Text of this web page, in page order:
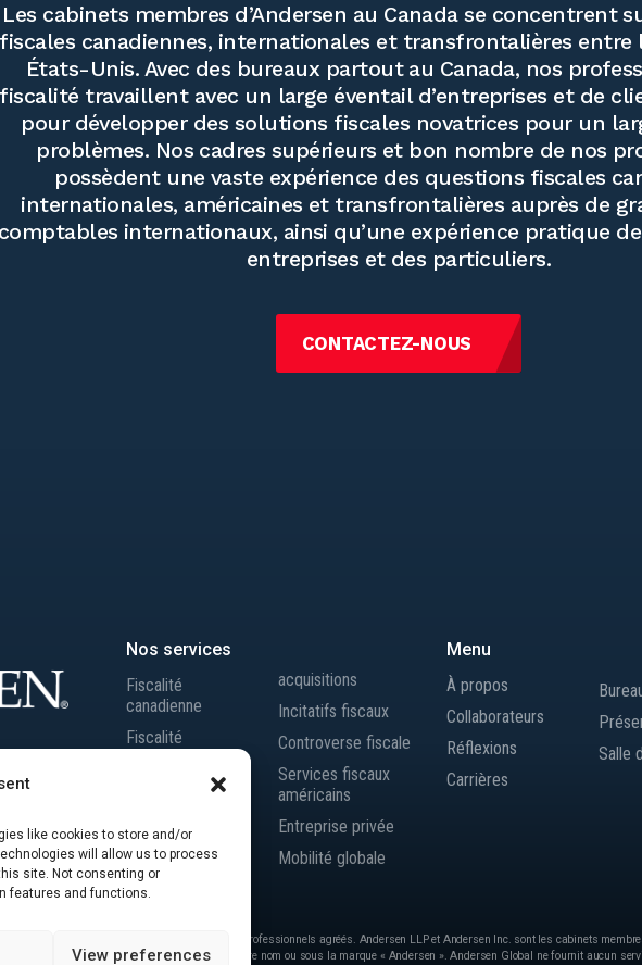
like cookies to store and/or
will allow us to process
site. Not consenting or
features and functions.
View preferences
Les cabinets membres d’Andersen au Canada se concentrent
fiscales canadiennes, internationales et transfrontalières entre
États-Unis. Avec des bureaux partout au Canada, nos
fiscalité travaillent avec un large éventail d’entreprises et de
pour développer des solutions fiscales novatrices pour un
problèmes. Nos cadres supérieurs et bon nombre de nos
possèdent une vaste expérience des questions fiscales
internationales, américaines et transfrontalières auprès de
comptables internationaux, ainsi qu’une expérience pratique
entreprises et des particuliers.
CONTACTEZ-NOUS
Nos services
Fiscalité
canadienne
Fiscalité
Prix de transfert
Fusions et
acquisitions
Incitatifs fiscaux
Controverse fiscale
Services fiscaux
américains
Entreprise privée
Mobilité globale
Menu
À propos
Collaborateurs
Réflexions
Carrières
Salle
agréés, et Andersen Inc., Comptables professionnels agréés. Andersen LLP et Andersen Inc. sont les cabinets
le monde, offrant leurs services sous leur propre nom ou sous la marque « Andersen ». Andersen Global ne fournit aucun